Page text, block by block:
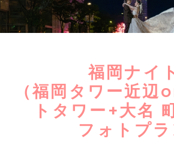
福岡ナイ
（福岡タワー近辺
トタワー+大名
フォトプラ